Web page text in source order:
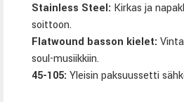
Stainless Steel: Kirkas ja
soittoon.
Flatwound basson kielet:
soul-musiikkiin.
45-105: Yleisin paksuussetti